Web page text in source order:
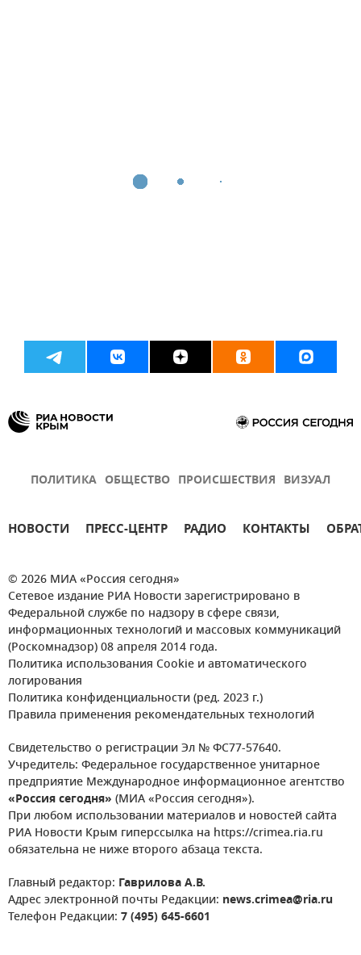
ПОЛИТИКА ОБЩЕСТВО ПРОИСШЕСТВИЯ ВИЗУАЛ
НОВОСТИ ПРЕСС-ЦЕНТР РАДИО КОНТАКТЫ
© 2026 МИА «Россия сегодня»
Сетевое издание РИА Новости зарегистрировано в
Федеральной службе по надзору в сфере связи,
информационных технологий и массовых коммуникаций
(Роскомнадзор) 08 апреля 2014 года.
Политика использования Cookie и автоматического
логирования
Политика конфиденциальности (ред. 2023 г.)
Правила применения рекомендательных технологий
Свидетельство о регистрации Эл № ФС77-57640.
Учредитель: Федеральное государственное унитарное
предприятие Международное информационное агентство
«Россия сегодня» (МИА «Россия сегодня»).
При любом использовании материалов и новостей сайта
РИА Новости Крым гиперссылка на https://crimea.ria.ru
обязательна не ниже второго абзаца текста.
Главный редактор: Гаврилова А.В.
Адрес электронной почты Редакции: news.crimea@ria.ru
Телефон Редакции: 7 (495) 645-6601